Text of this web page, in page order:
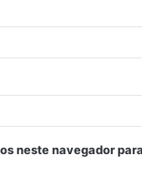
neste navegador